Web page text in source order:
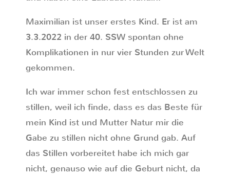
Maximilian ist unser erstes Kind. Er ist am
3.3.2022 in der 40. SSW spontan ohne
Komplikationen in nur vier Stunden zur Welt
gekommen.
Ich war immer schon fest entschlossen zu
stillen, weil ich finde, dass es das Beste für
mein Kind ist und Mutter Natur mir die
Gabe zu stillen nicht ohne Grund gab. Auf
das Stillen vorbereitet habe ich mich gar
nicht, genauso wie auf die Geburt nicht, da